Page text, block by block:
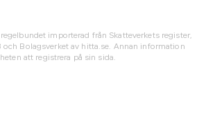
importerad från Skatteverkets register,
och Bolagsverket av hitta.se. Annan information
att registrera på sin sida.